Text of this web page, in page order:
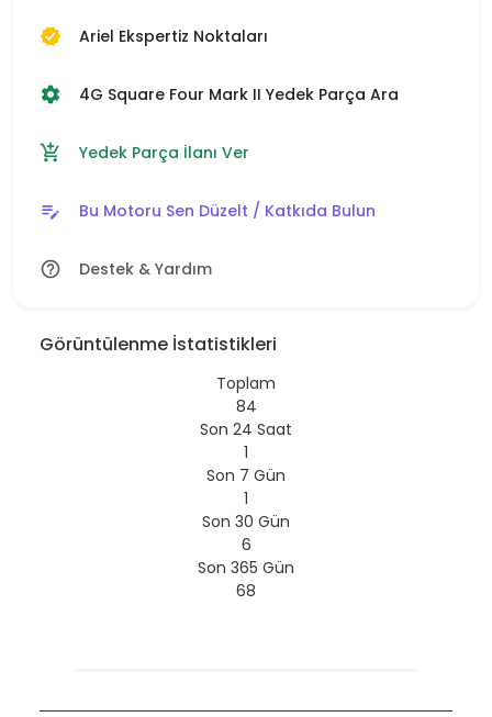
verified Ariel Ekspertiz Noktaları
settings 4G Square Four Mark II Yedek Parça Ara
add_shopping_cart Yedek Parça İlanı Ver
edit_note Bu Motoru Sen Düzelt / Katkıda Bulun
help_outline Destek & Yardım
Görüntülenme İstatistikleri
Toplam
84
Son 24 Saat
1
Son 7 Gün
1
Son 30 Gün
6
Son 365 Gün
68